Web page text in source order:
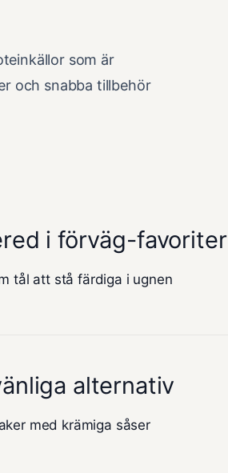
som är
och snabba tillbehör
i förväg-favoriter
tål att stå färdiga i ugnen
alternativ
med krämiga såser